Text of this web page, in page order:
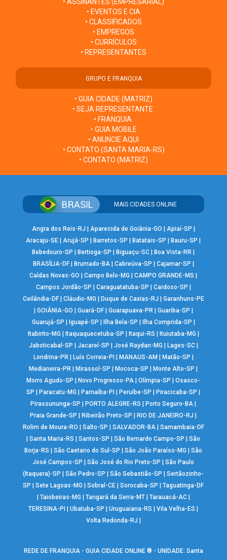
• EVENTOS E CIA
• CLASSIFICADOS
• EMPREGOS
• CURRÍCULOS
• REPRESENTANTES
GRUPO E FRANQUIA
• GUIA CIDADE (MATRIZ)
• SEJA REPRESENTANTE
• FRANQUIA
• GUIA MOBILE
• ANUNCIE AQUI
• CONTATO (SANTA MARIA-RS)
• CONTATO (MATRIZ)
MAIS CIDADES ONLINE
Angra dos Reis-RJ Aparecida de Goiânia-GO Apiaí-SP
Aracaju-SE |Arujá-SP Barretos-SP Batatais-SP Bauru-SP
Bebedouro-SP
Bertioga-SP Biguaçu-SC Boa Vista-RR
BRASÍLIA-DF| Brumado-BA| Cabreúva-SP Cajamar-SP
Caldas Novas-GO
|Campo Belo-MG |CAMPO GRANDE-MS
Campos Jordão-SP
Caraguatatuba-SP Cardoso-SP
Ceilândia-DF| Cláudio-MG Duque de Caxias-RJ
Garanhuns-PE
GOIÂNIA-GO Guará-DF| Guarapuava-PR| Guariba-SP
Guarujá-SP
Iguapé-SP Ilha Bela-SP Ilha Comprida-SP
Itabirito-MG
Itaquaquecetuba-SP Itaqui-RS Ituiutaba-MG
Jaboticabal-SP
Jacareí-SP José Raydan-MG Lages-SC|
Londrina-PR| Luís Correia-PI MANAUS-AM Matão-SP
Medianeira-PR
Mirassol-SP Mococa-SP Monte Alto-SP
Morro Agudo-SP
Novo Progresso-PA |Olímpia-SP |Osasco-
SP
Paracatu-MG Parnaíba-PI Peruíbe-SP Piracicaba-SP
Pirassununga-SP
PORTO ALEGRE-RS Porto Seguro-BA
Praia Grande-SP
Ribeirão Preto-SP RIO DE JANEIRO-RJ
Rolim de Moura-RO
Salto-SP SALVADOR-BA| Samambaia-DF
|Santa Maria-RS |Santos-SP |São Bernardo Campo-SP |São
Borja-RS
|São Caetano do Sul-SP |São João Paraíso-MG |São
José Campos-SP
|São José do Rio Preto-SP |São Paulo
(Itaquera)-SP
|São Pedro-SP |São Sebastião-SP |Sertãozinho-
SP
|Sete Lagoas-MG |Sobral-CE |Sorocaba-SP |Taguatinga-DF
Taiobeiras-MG Tangará da Serra-MT| Tarauacá-AC|
TERESINA-PI
|Ubatuba-SP |Uruguaiana-RS |Vila Velha-ES
Volta Redonda-RJ
REDE DE FRANQUIA - GUIA CIDADE ONLINE ® - UNIDADE: Santa